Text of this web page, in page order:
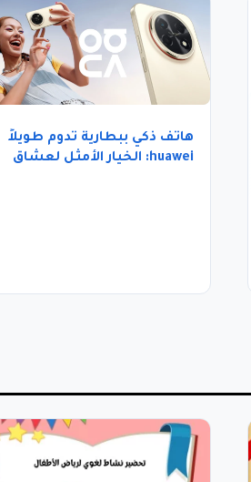
هاتف ذكي ببطارية تدوم طويلاً
huawei: الخيار الأمثل لعشاق